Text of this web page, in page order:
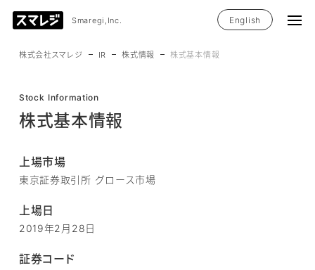
Smaregi,Inc. English
株式会社スマレジ IR 株式情報 株式基本情報
Stock Information
株式基本情報
上場市場
東京証券取引所 グロース市場
上場日
2019年2月28日
証券コード